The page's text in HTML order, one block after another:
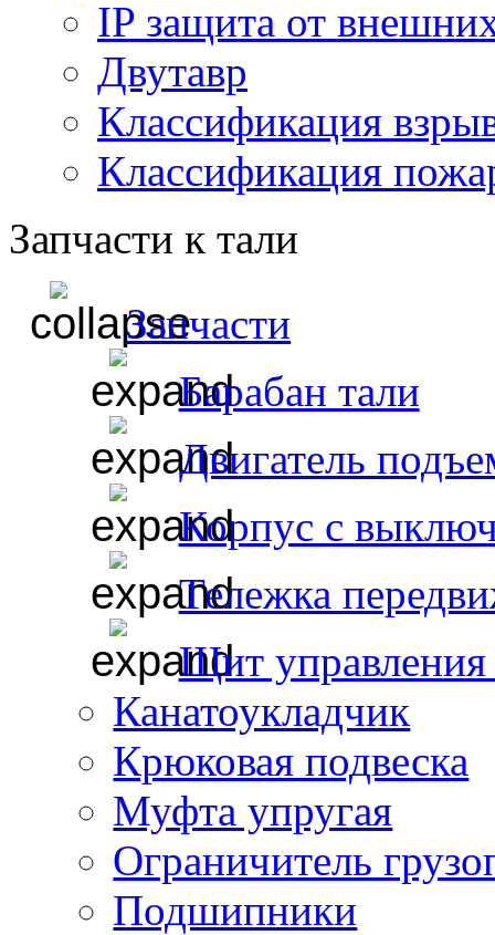
IP защита от
Двутавр
Классификация
Классификация
Запчасти к тали
Запчасти
Барабан тали
Двигатель
Корпус с
Тележка
Щит управления
Канатоукладчик
Крюковая подвеска
Муфта упругая
Ограничитель
Подшипники